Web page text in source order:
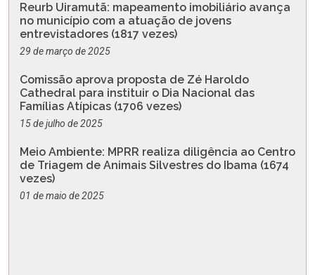
Reurb Uiramutã: mapeamento imobiliário avança
no município com a atuação de jovens
entrevistadores (1817 vezes)
29 de março de 2025
Comissão aprova proposta de Zé Haroldo
Cathedral para instituir o Dia Nacional das
Famílias Atípicas (1706 vezes)
15 de julho de 2025
Meio Ambiente: MPRR realiza diligência ao Centro
de Triagem de Animais Silvestres do Ibama (1674
vezes)
01 de maio de 2025